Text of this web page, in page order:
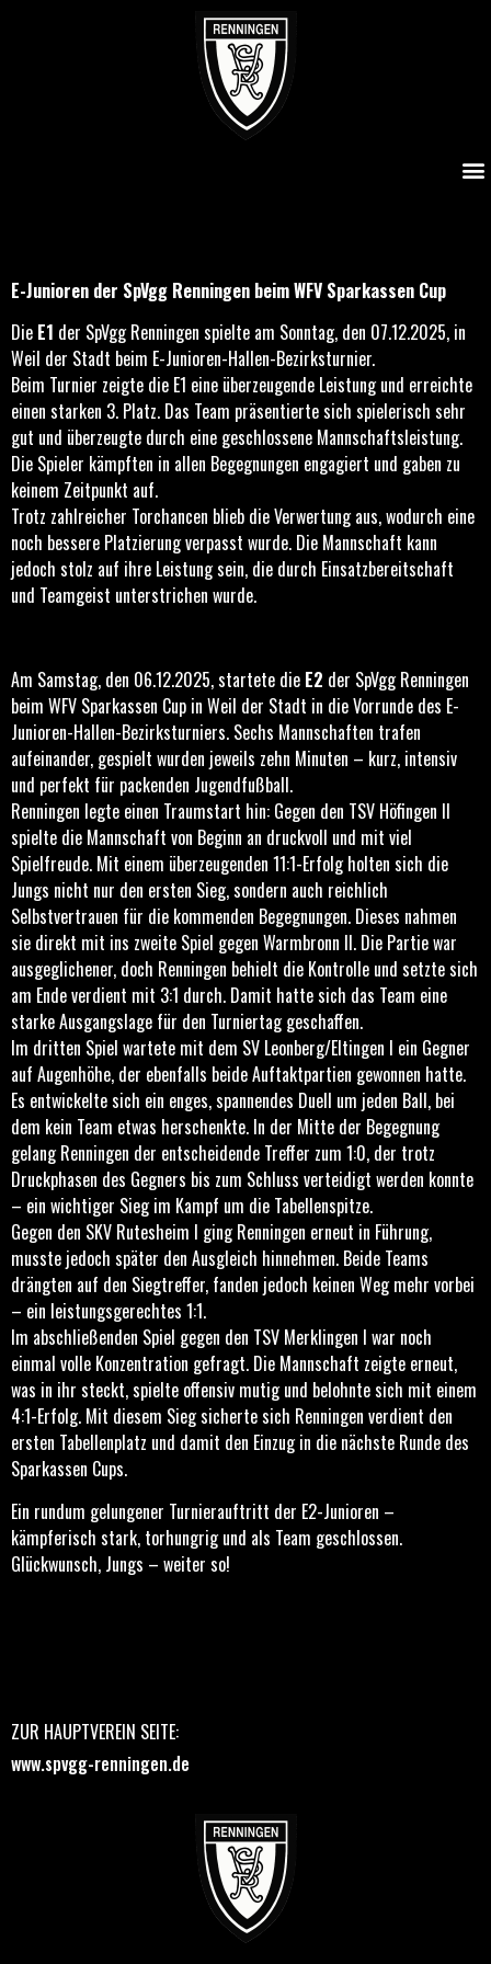
E-Junioren der SpVgg Renningen beim WFV Sparkassen Cup
Die E1 der SpVgg Renningen spielte am Sonntag, den 07.12.2025, in
Weil der Stadt beim E-Junioren-Hallen-Bezirksturnier.
Beim Turnier zeigte die E1 eine überzeugende Leistung und erreichte
einen starken 3. Platz. Das Team präsentierte sich spielerisch sehr
gut und überzeugte durch eine geschlossene Mannschaftsleistung.
Die Spieler kämpften in allen Begegnungen engagiert und gaben zu
keinem Zeitpunkt auf.
Trotz zahlreicher Torchancen blieb die Verwertung aus, wodurch eine
noch bessere Platzierung verpasst wurde. Die Mannschaft kann
jedoch stolz auf ihre Leistung sein, die durch Einsatzbereitschaft
und Teamgeist unterstrichen wurde.
Am Samstag, den 06.12.2025, startete die E2 der SpVgg Renningen
beim WFV Sparkassen Cup in Weil der Stadt in die Vorrunde des E-
Junioren-Hallen-Bezirksturniers. Sechs Mannschaften trafen
aufeinander, gespielt wurden jeweils zehn Minuten – kurz, intensiv
und perfekt für packenden Jugendfußball.
Renningen legte einen Traumstart hin: Gegen den TSV Höfingen II
spielte die Mannschaft von Beginn an druckvoll und mit viel
Spielfreude. Mit einem überzeugenden 11:1-Erfolg holten sich die
Jungs nicht nur den ersten Sieg, sondern auch reichlich
Selbstvertrauen für die kommenden Begegnungen. Dieses nahmen
sie direkt mit ins zweite Spiel gegen Warmbronn II. Die Partie war
ausgeglichener, doch Renningen behielt die Kontrolle und setzte sich
am Ende verdient mit 3:1 durch. Damit hatte sich das Team eine
starke Ausgangslage für den Turniertag geschaffen.
Im dritten Spiel wartete mit dem SV Leonberg/Eltingen I ein Gegner
auf Augenhöhe, der ebenfalls beide Auftaktpartien gewonnen hatte.
Es entwickelte sich ein enges, spannendes Duell um jeden Ball, bei
dem kein Team etwas herschenkte. In der Mitte der Begegnung
gelang Renningen der entscheidende Treffer zum 1:0, der trotz
Druckphasen des Gegners bis zum Schluss verteidigt werden konnte
– ein wichtiger Sieg im Kampf um die Tabellenspitze.
Gegen den SKV Rutesheim I ging Renningen erneut in Führung,
musste jedoch später den Ausgleich hinnehmen. Beide Teams
drängten auf den Siegtreffer, fanden jedoch keinen Weg mehr vorbei
– ein leistungsgerechtes 1:1.
Im abschließenden Spiel gegen den TSV Merklingen I war noch
einmal volle Konzentration gefragt. Die Mannschaft zeigte erneut,
was in ihr steckt, spielte offensiv mutig und belohnte sich mit einem
4:1-Erfolg. Mit diesem Sieg sicherte sich Renningen verdient den
ersten Tabellenplatz und damit den Einzug in die nächste Runde des
Sparkassen Cups.
Ein rundum gelungener Turnierauftritt der E2-Junioren –
kämpferisch stark, torhungrig und als Team geschlossen.
Glückwunsch, Jungs – weiter so!
ZUR HAUPTVEREIN SEITE:
www.spvgg-renningen.de